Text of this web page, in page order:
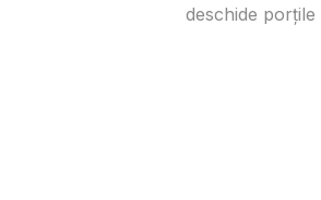
deschide porțile